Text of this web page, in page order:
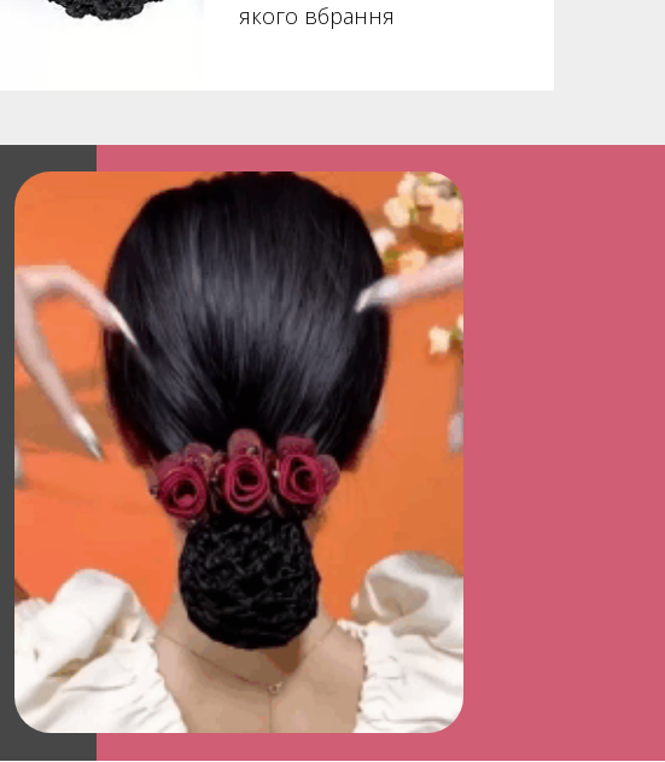
якого вбрання